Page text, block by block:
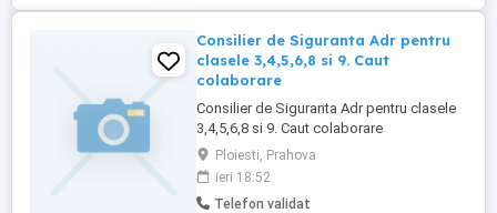
Consilier de Siguranta Adr pentru
clasele 3,4,5,6,8 si 9. Caut
colaborare
Consilier de Siguranta Adr pentru clasele
3,4,5,6,8 si 9. Caut colaborare
Ploiesti, Prahova
ieri 18:52
Telefon validat